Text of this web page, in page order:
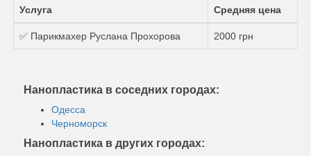
Услуга Средняя цена
✅ Парикмахер Руслана Прохорова 2000 грн
Нанопластика в соседних городах:
Одесса
Черноморск
Нанопластика в других городах: